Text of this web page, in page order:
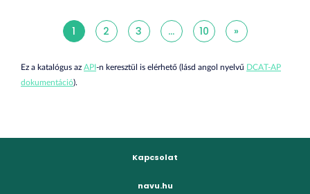
1 2 3 ... 10 »
Ez a katalógus az API-n keresztül is elérhető (lásd angol nyelvű DCAT-AP
dokumentáció).
Kapcsolat
navu.hu